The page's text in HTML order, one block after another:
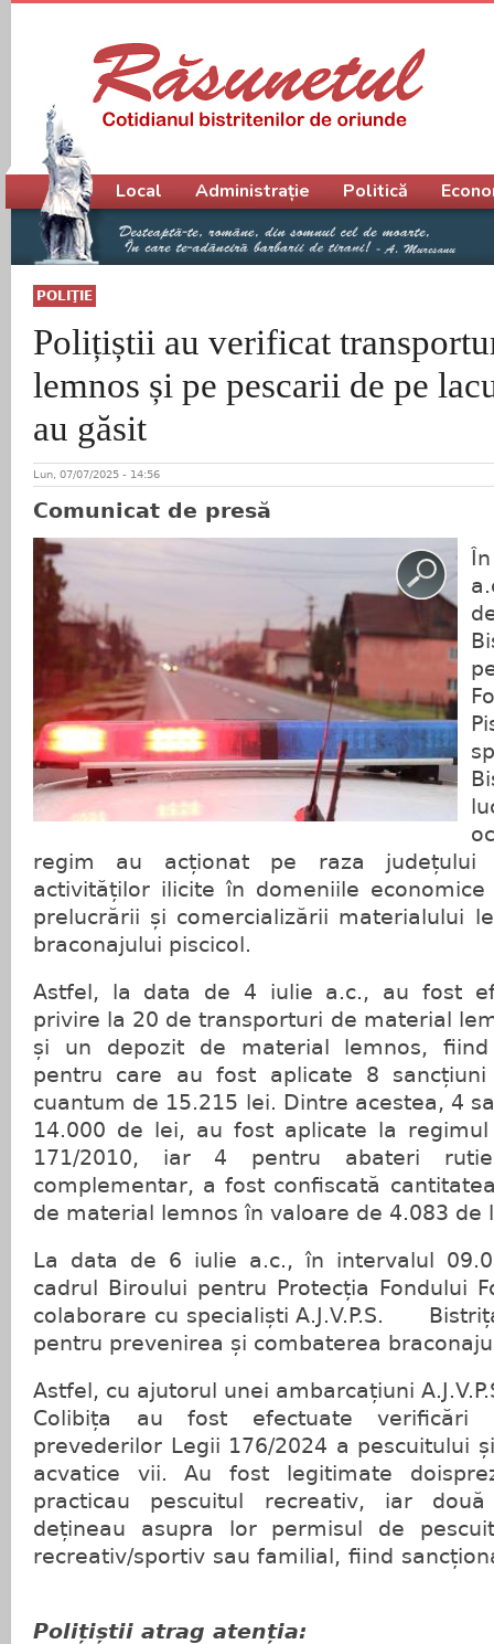
POLIŢIE
Polițiștii au verificat
lemnos și pe pescarii de pe
au găsit
Lun, 07/07/2025 - 14:56
Comunicat de presă
regim au acționat pe raza județului
activităților ilicite în domeniile economice
prelucrării și comercializării materialului
braconajului piscicol.
Astfel, la data de 4 iulie a.c., au fost
privire la 20 de transporturi de material
și un depozit de material lemnos, fiind
pentru care au fost aplicate 8 sancțiuni
cuantum de 15.215 lei. Dintre acestea, 4
14.000 de lei, au fost aplicate la
171/2010, iar 4 pentru abateri
complementar, a fost confiscată
de material lemnos în valoare de 4.083 de
La data de 6 iulie a.c., în intervalul
cadrul Biroului pentru Protecția Fondului
colaborare cu specialiști A.J.V.P.S.
pentru prevenirea și combaterea
Astfel, cu ajutorul unei ambarcațiuni
Colibița au fost efectuate verificări
prevederilor Legii 176/2024 a pescuitului
acvatice vii. Au fost legitimate
practicau pescuitul recreativ, iar
dețineau asupra lor permisul de
recreativ/sportiv sau familial, fiind
Polițiștii atrag atenția:
Meniu principal
Local Administrație Politică